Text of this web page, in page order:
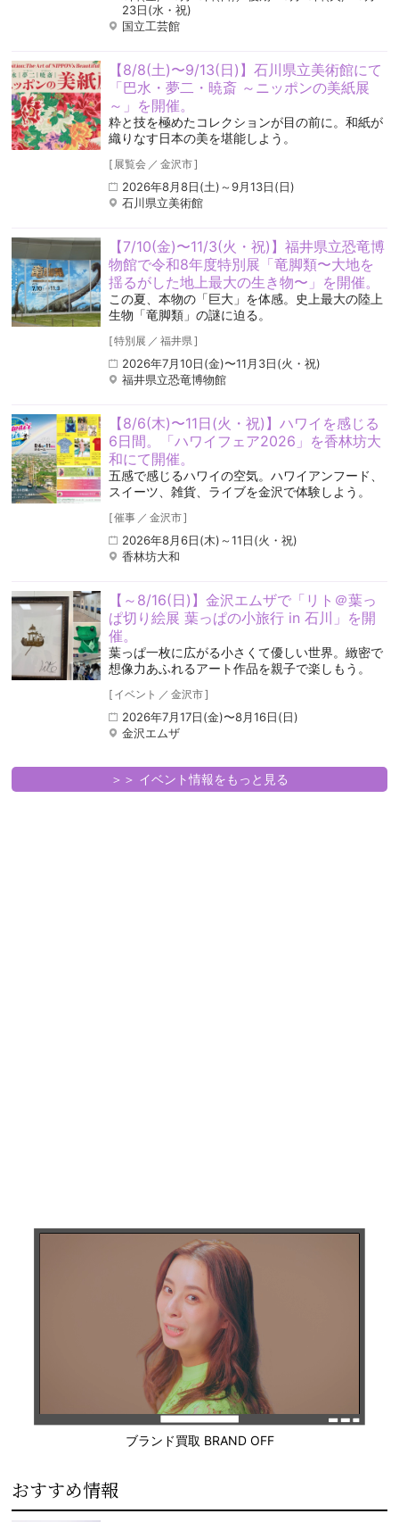
23日(水・祝)
国立工芸館
【8/8(土)〜9/13(日)】石川県立美術館にて
「巴水・夢二・暁斎 ～ニッポンの美紙展
～」を開催。
粋と技を極めたコレクションが目の前に。和紙が
織りなす日本の美を堪能しよう。
[ 展覧会 ／ 金沢市]
2026年8月8日(土)～9月13日(日)
石川県立美術館
【7/10(金)〜11/3(火・祝)】福井県立恐竜博
物館で令和8年度特別展「竜脚類〜大地を
揺るがした地上最大の生き物〜」を開催。
この夏、本物の「巨大」を体感。史上最大の陸上
生物「竜脚類」の謎に迫る。
[特別展 ／ 福井県]
2026年7月10日(金)〜11月3日(火・祝)
福井県立恐竜博物館
【8/6(木)〜11日(火・祝)】ハワイを感じる
6日間。「ハワイフェア2026」を香林坊大
和にて開催。
五感で感じるハワイの空気️。ハワイアンフード、
スイーツ、雑貨、ライブを金沢で体験しよう。
[催事 ／ 金沢市]
2026年8月6日(木)～11日(火・祝)
香林坊大和
【～8/16(日)】金沢エムザで「リト＠葉っ
ぱ切り絵展 葉っぱの小旅行 in 石川」を開
催。
葉っぱ一枚に広がる小さくて優しい世界。緻密で
想像力あふれるアート作品を親子で楽しもう。
[ イベント ／ 金沢市]
2026年7月17日(金)〜8月16日(日)
金沢エムザ
＞＞ イベント情報をもっと見る
ブランド買取 BRAND OFF
おすすめ情報